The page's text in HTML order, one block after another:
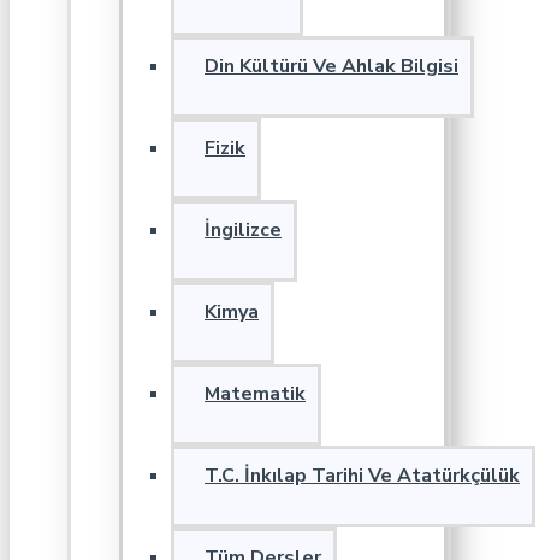
Din Kültürü Ve Ahlak Bilgisi
Fizik
İngilizce
Kimya
Matematik
T.C. İnkılap Tarihi Ve Atatürkçülük